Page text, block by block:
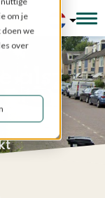
om je
doen we
over
als